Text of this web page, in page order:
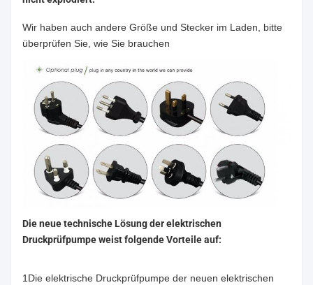
Wir haben auch andere Größe und Stecker im Laden, bitte
überprüfen Sie, wie Sie brauchen
Die neue technische Lösung der elektrischen
Druckprüfpumpe weist folgende Vorteile auf:
1Die elektrische Druckprüfpumpe der neuen elektrischen